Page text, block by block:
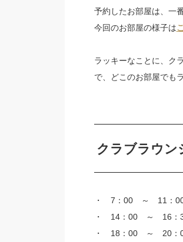
予約したお部屋は、一
今回のお部屋の様子は
ラッキーなことに、ク
で、どこのお部屋でも
クラブラウン
・ 7：00 ～ 11：
・ 14：00 ～ 16：
・ 18：00 ～ 20：